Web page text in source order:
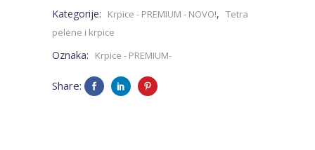
quantity
Kategorije: Krpice - PREMIUM - NOVO!, Tetra
pelene i krpice
Oznaka: Krpice - PREMIUM-
Share: